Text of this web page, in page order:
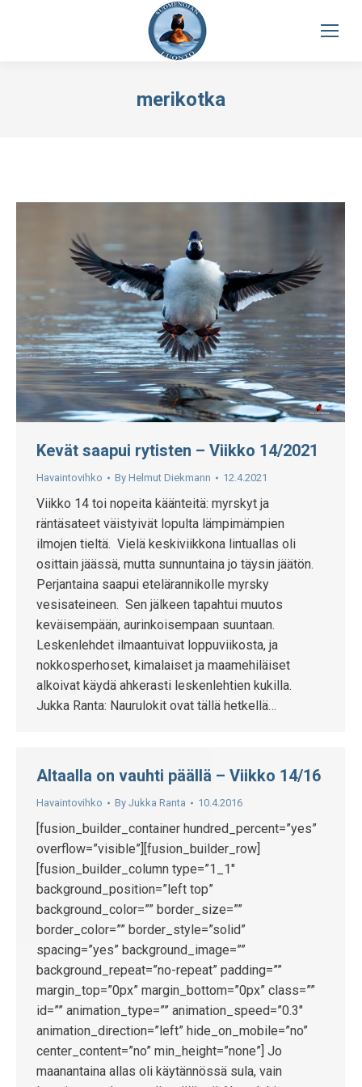
merikotka
Kevät saapui rytisten – Viikko 14/2021
Havaintovihko By Helmut Diekmann 12.4.2021
Viikko 14 toi nopeita käänteitä: myrskyt ja
räntäsateet väistyivät lopulta lämpimämpien
ilmojen tieltä. Vielä keskiviikkona lintuallas oli
osittain jäässä, mutta sunnuntaina jo täysin jäätön.
Perjantaina saapui etelärannikolle myrsky
vesisateineen. Sen jälkeen tapahtui muutos
keväisempään, aurinkoisempaan suuntaan.
Leskenlehdet ilmaantuivat loppuviikosta, ja
nokkosperhoset, kimalaiset ja maamehiläiset
alkoivat käydä ahkerasti leskenlehtien kukilla.
Jukka Ranta: Naurulokit ovat tällä hetkellä…
Altaalla on vauhti päällä – Viikko 14/16
Havaintovihko By Jukka Ranta 10.4.2016
[fusion_builder_container hundred_percent=”yes”
overflow=”visible”][fusion_builder_row]
[fusion_builder_column type=”1_1″
background_position=”left top”
background_color=”” border_size=””
border_color=”” border_style=”solid”
spacing=”yes” background_image=””
background_repeat=”no-repeat” padding=””
margin_top=”0px” margin_bottom=”0px” class=””
id=”” animation_type=”” animation_speed=”0.3″
animation_direction=”left” hide_on_mobile=”no”
center_content=”no” min_height=”none”] Jo
maanantaina allas oli käytännössä sula, vain